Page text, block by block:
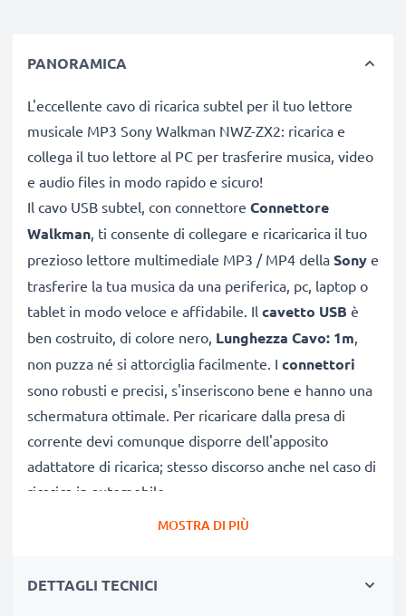
PANORAMICA
L'eccellente cavo di ricarica subtel per il tuo lettore
musicale MP3 Sony Walkman NWZ-ZX2: ricarica e
collega il tuo lettore al PC per trasferire musica, video
e audio files in modo rapido e sicuro!
Il cavo USB subtel, con connettore Connettore
Walkman, ti consente di collegare e ricaricarica il tuo
prezioso lettore multimediale MP3 / MP4 della Sony e
trasferire la tua musica da una periferica, pc, laptop o
tablet in modo veloce e affidabile. Il cavetto USB è
ben costruito, di colore nero, Lunghezza Cavo: 1m,
non puzza né si attorciglia facilmente. I connettori
sono robusti e precisi, s'inseriscono bene e hanno una
schermatura ottimale. Per ricaricare dalla presa di
corrente devi comunque disporre dell'apposito
adattatore di ricarica; stesso discorso anche nel caso di
ricarica in automobile.
ZX2, NWZ-A15, -A10, NWZ-A816, -A818, NWZ-E858,
MOSTRA DI PIÙ
DETTAGLI TECNICI